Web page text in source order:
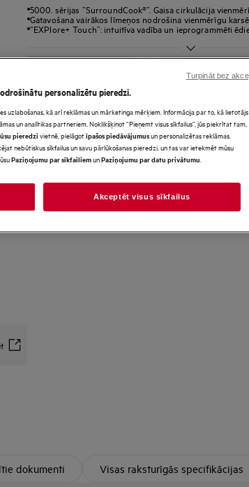
5000. sērijas ”SurroundCook®”. Gaisa cirkulācija
Gatavošana vairākos līmeņos nodrošina vienmērīgu
“EXPlore+ Touch”: intuitīva vadība un ieprogrammēti
dokumenti Visas raksturīgās specifikācijas
personalizētu pieredzi.
uzlabošanas, kā arī reklāmas un mārketinga mērķiem. Informācija par to, kā lietotājs
un analītikas partneriem. Noklikšķinot “Pieņemt visus sīkfailus”, jūs piekrītat tam,
pieredzi vietnē, pielāgotīpašos piedāvājumusun personalizētas reklāmas.
nebūtiskus sīkfailus un savu pārlūkošanas pieredzi, un tas var ietekmēt mūsu
Paziņojumu par sīkfailiemunPaziņojumu par datu privātumu
Akceptēt visus sīkfailus
Turpināt bez